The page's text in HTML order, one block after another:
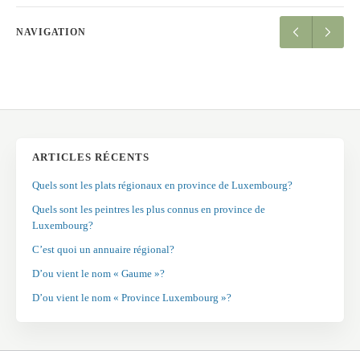
NAVIGATION
ARTICLES RÉCENTS
Quels sont les plats régionaux en province de Luxembourg?
Quels sont les peintres les plus connus en province de
Luxembourg?
C’est quoi un annuaire régional?
D’ou vient le nom « Gaume »?
D’ou vient le nom « Province Luxembourg »?